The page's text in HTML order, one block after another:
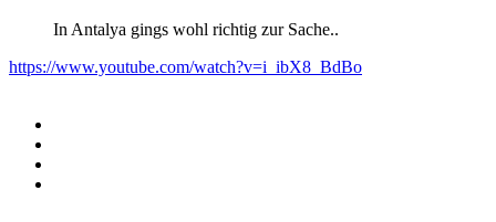
In Antalya gings wohl richtig zur Sache..
https://www.youtube.com/watch?v=i_ibX8_BdBo